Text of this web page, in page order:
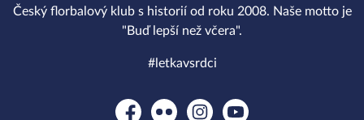
Český florbalový klub s historií od roku 2008. Naše motto je
"Buď lepší než včera".
#letkavsrdci